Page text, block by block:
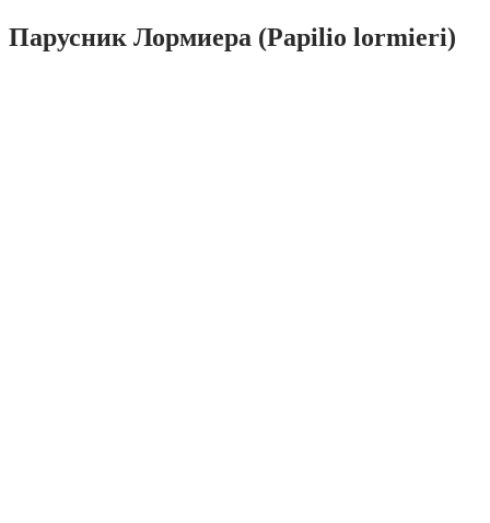
Парусник Лормиера (Papilio lormieri)